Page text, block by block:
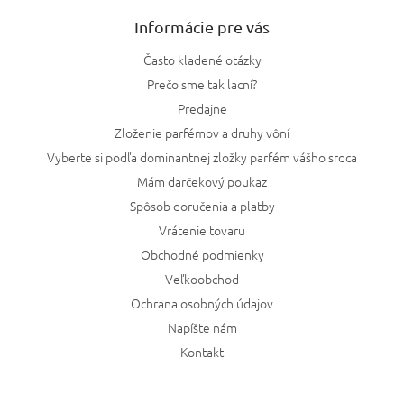
Informácie pre vás
Často kladené otázky
Prečo sme tak lacní?
Predajne
Zloženie parfémov a druhy vôní
Vyberte si podľa dominantnej zložky parfém vášho srdca
Mám darčekový poukaz
Spôsob doručenia a platby
Vrátenie tovaru
Obchodné podmienky
Veľkoobchod
Ochrana osobných údajov
Napíšte nám
Kontakt